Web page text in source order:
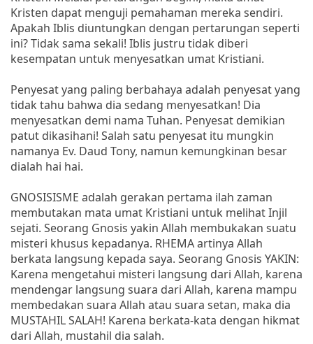
Kristen dapat menguji pemahaman mereka sendiri.
Apakah Iblis diuntungkan dengan pertarungan seperti
ini? Tidak sama sekali! Iblis justru tidak diberi
kesempatan untuk menyesatkan umat Kristiani.
Penyesat yang paling berbahaya adalah penyesat yang
tidak tahu bahwa dia sedang menyesatkan! Dia
menyesatkan demi nama Tuhan. Penyesat demikian
patut dikasihani! Salah satu penyesat itu mungkin
namanya Ev. Daud Tony, namun kemungkinan besar
dialah hai hai.
GNOSISISME adalah gerakan pertama ilah zaman
membutakan mata umat Kristiani untuk melihat Injil
sejati. Seorang Gnosis yakin Allah membukakan suatu
misteri khusus kepadanya. RHEMA artinya Allah
berkata langsung kepada saya. Seorang Gnosis YAKIN:
Karena mengetahui misteri langsung dari Allah, karena
mendengar langsung suara dari Allah, karena mampu
membedakan suara Allah atau suara setan, maka dia
MUSTAHIL SALAH! Karena berkata-kata dengan hikmat
dari Allah, mustahil dia salah.